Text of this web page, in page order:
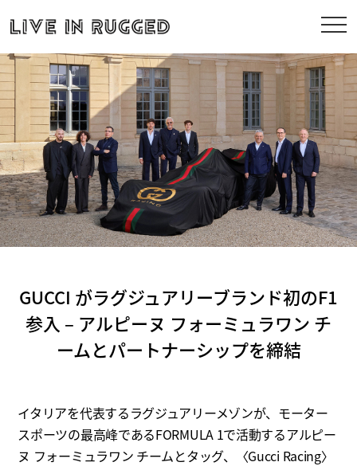
GUCCI がラグジュアリーブランド初のF1
参入 – アルピーヌ フォーミュラワン チ
ームとパートナーシップを締結
イタリアを代表するラグジュアリーメゾンが、モーター
スポーツの最高峰であるFORMULA 1で活動するアルピー
ヌ フォーミュラワン チームとタッグ、〈Gucci Racing〉